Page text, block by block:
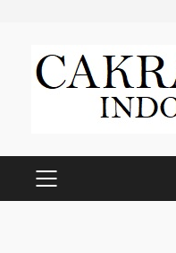
content
PRIMARY